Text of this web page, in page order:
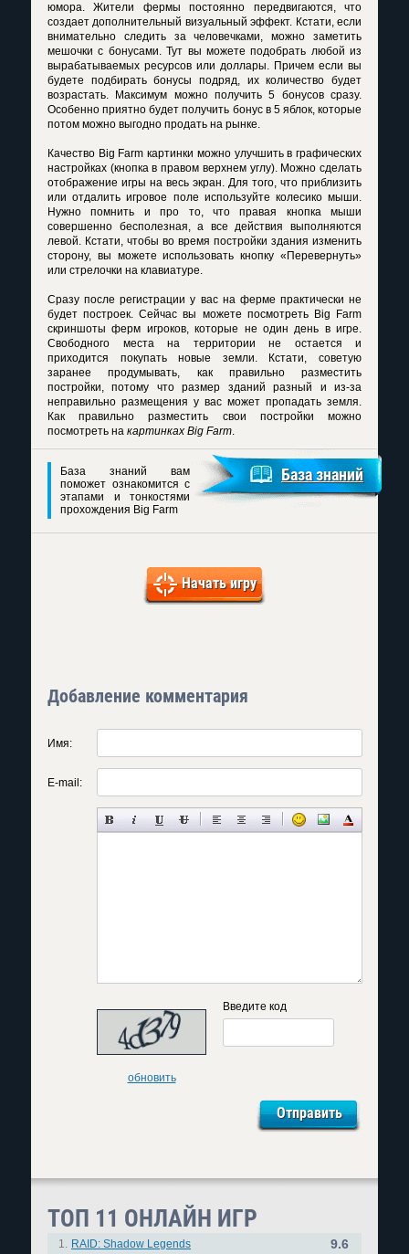
юмора. Жители фермы постоянно передвигаются, что
создает дополнительный визуальный эффект. Кстати, если
внимательно следить за человечками, можно заметить
мешочки с бонусами. Тут вы можете подобрать любой из
вырабатываемых ресурсов или доллары. Причем если вы
будете подбирать бонусы подряд, их количество будет
возрастать. Максимум можно получить 5 бонусов сразу.
Особенно приятно будет получить бонус в 5 яблок, которые
потом можно выгодно продать на рынке.
Качество Big Farm картинки можно улучшить в графических
настройках (кнопка в правом верхнем углу). Можно сделать
отображение игры на весь экран. Для того, что приблизить
или отдалить игровое поле используйте колесико мыши.
Нужно помнить и про то, что правая кнопка мыши
совершенно бесполезная, а все действия выполняются
левой. Кстати, чтобы во время постройки здания изменить
сторону, вы можете использовать кнопку «Перевернуть»
или стрелочки на клавиатуре.
Сразу после регистрации у вас на ферме практически не
будет построек. Сейчас вы можете посмотреть Big Farm
скриншоты ферм игроков, которые не один день в игре.
Свободного места на территории не остается и
приходится покупать новые земли. Кстати, советую
заранее продумывать, как правильно разместить
постройки, потому что размер зданий разный и из-за
неправильно размещения у вас может пропадать земля.
Как правильно разместить свои постройки можно
посмотреть на картинках Big Farm.
База знаний вам
поможет ознакомится с
этапами и тонкостями
прохождения Big Farm
База знаний
Начать игру
Добавление комментария
Имя:
E-mail:
обновить
Введите код
ТОП 11 ОНЛАЙН ИГР
1. RAID: Shadow Legends 9.6